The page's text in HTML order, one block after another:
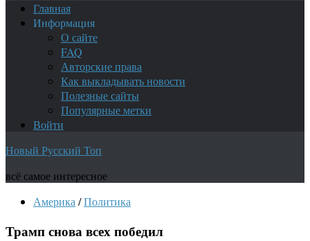
Главная
Информация
О сайте
FAQ
Авторские права
Как выкладывать новости
Полезные сайты
Популярные метки
Войти
Новый Русский Топ
всё самое интересное
Америка /Политика
Трамп снова всех победил